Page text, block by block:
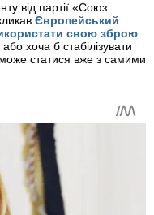
від партії «Союз
Європейський
свою зброю
хоча б стабілізувати
статися вже з самими